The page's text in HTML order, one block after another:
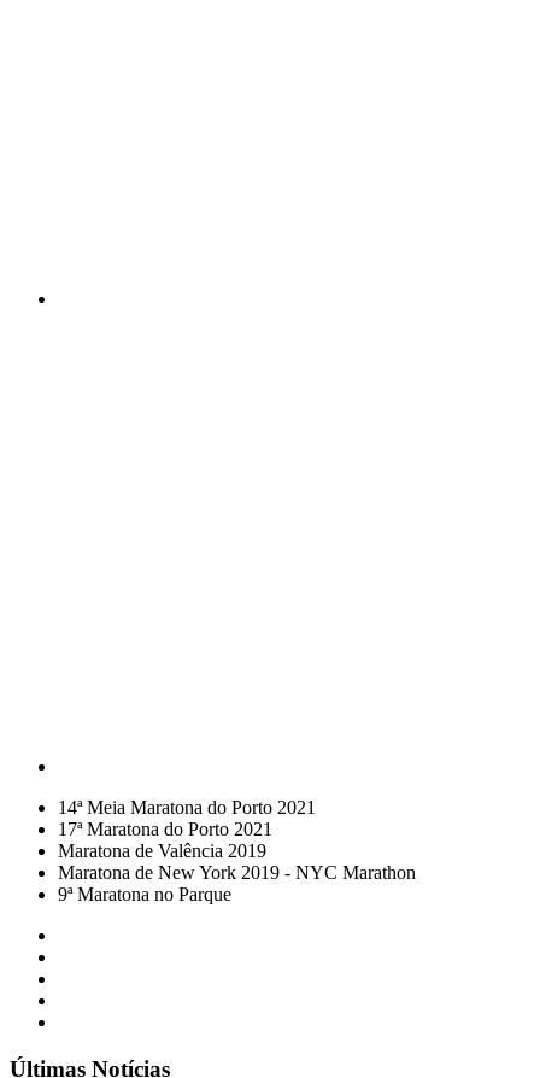
14ª Meia Maratona do Porto 2021
17ª Maratona do Porto 2021
Maratona de Valência 2019
Maratona de New York 2019 - NYC Marathon
9ª Maratona no Parque
Últimas Notícias